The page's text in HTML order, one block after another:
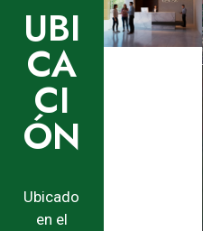
UBI
CA
CI
ÓN
Ubicado
en el